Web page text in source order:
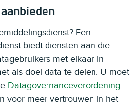
Een
biedt diensten aan die
met elkaar in
als doel data te delen. U moet
Datagovernanceverordening
voor meer vertrouwen in het